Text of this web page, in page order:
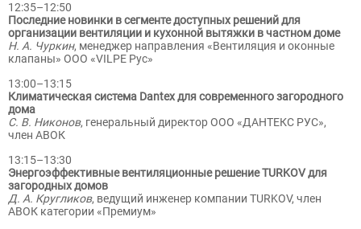
12:35–12:50
Последние новинки в сегменте доступных решений для
организации вентиляции и кухонной вытяжки в частном доме
Н. А. Чуркин, менеджер направления «Вентиляция и оконные
клапаны» ООО «VILPE Рус»
13:00–13:15
Климатическая система Dantex для современного загородного
дома
С. В. Никонов, генеральный директор ООО «ДАНТЕКС РУС»,
член АВОК
13:15–13:30
Энергоэффективные вентиляционные решение TURKOV для
загородных домов
Д. А. Кругликов, ведущий инженер компании TURKOV, член
АВОК категории «Премиум»